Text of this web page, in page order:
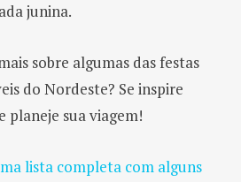
junina.
sobre algumas das festas
do Nordeste? Se inspire
planeje sua viagem!
lista completa com alguns